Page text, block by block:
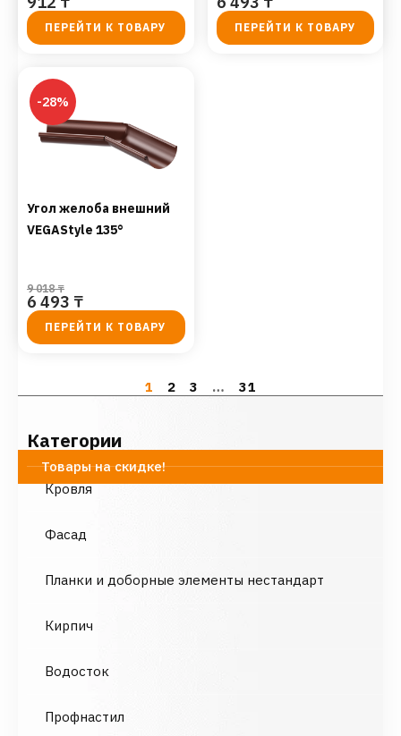
Категории
Товары на скидке!
Кровля
Фасад
Планки и доборные элементы нестандарт
Кирпич
Водосток
Профнастил
ПЕРЕЙТИ К ТОВАРУ ПЕРЕЙТИ К ТОВАРУ
-28%
Угол желоба внешний
VEGAStyle 135°
9 018₸
6 493 ₸
ПЕРЕЙТИ К ТОВАРУ
1 2 3 … 31